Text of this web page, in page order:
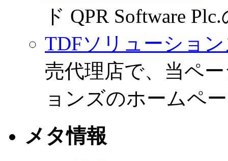
ド QPR Software
TDFソリューショ
売代理店で、当ペ
ョンズのホームペ
メタ情報